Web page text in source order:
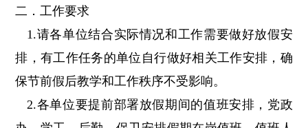
二．工作要求
1.请各单位结合实际情况和工作需要做好放假安
排，有工作任务的单位自行做好相关工作安排，确
保节前假后教学和工作秩序不受影响。
2.各单位要提前部署放假期间的值班安排，党政